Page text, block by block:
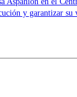
y garantizar